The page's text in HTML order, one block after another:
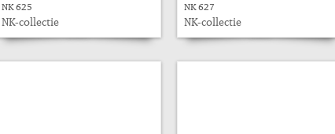
NK 625
NK-collectie
NK 627
NK-collectie